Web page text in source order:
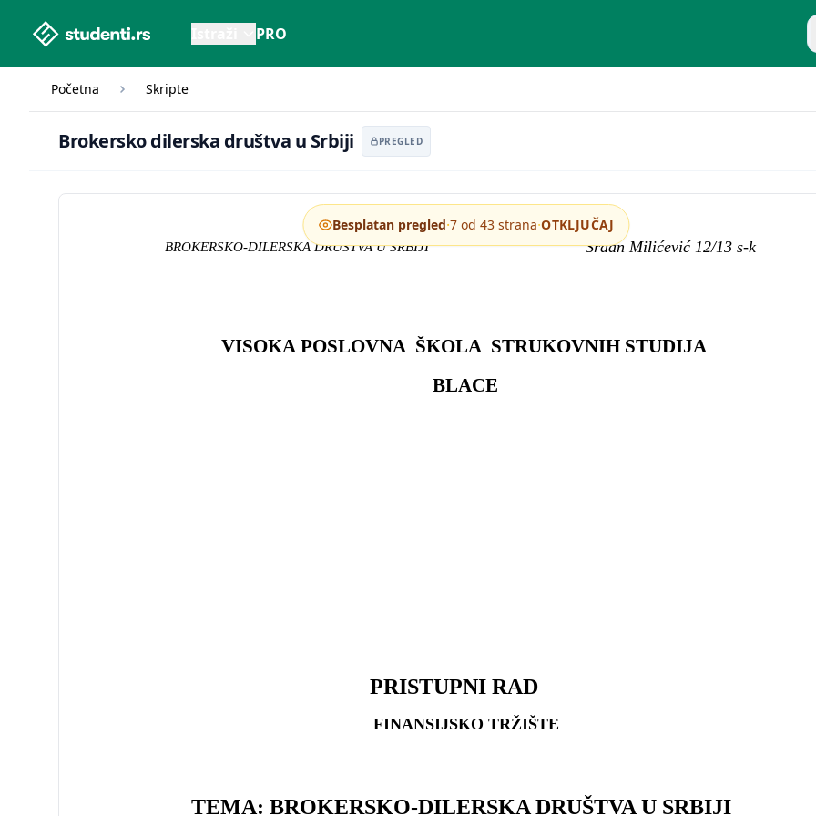
studenti.rs home page PRO
Početna Skripte
Brokersko dilerska društva u Srbiji PREGLED
BROKERSKO-DILERSKA DRUŠTVA U SRBIJISrđan Milićević 12/13 s-k
VISOKA POSLOVNA ŠKOLA STRUKOVNIH STUDIJA
BLACE
PRISTUPNI RAD
FINANSIJSKO TRŽIŠTE
TEMA: BROKERSKO-DILERSKA DRUŠTVA U SRBIJI
Besplatan pregled·7 od 43 strana·OTKLJUČAJ